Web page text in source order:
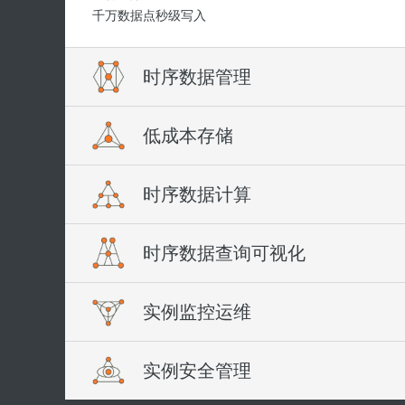
千万数据点秒级写入
时序数据管理
提供数据时效功能，自动删除过期数据，自定义删除指标
数据时效
滑动时间窗口自动失效过期数据，释放存储空间
多维时间线查询
支持按照Metirc，分组，时间区间以及特定精度时间线查
低成本存储
高压缩低成本存储
压缩技术
单个数据点平均2个字节
时序数据计算
支持各类时序数据计算
插值
缺失的数据点，支持线性插值数据补全
降精度
支持预降精度和实时降精度计算，满足高效查询需求
时序数据查询可视化
查询结果可视化的图表展现
可视化
控制台查询时间线结果可视化展现
实例监控运维
实例的资源和能力监控，使用情况一目了然
实例安全管理